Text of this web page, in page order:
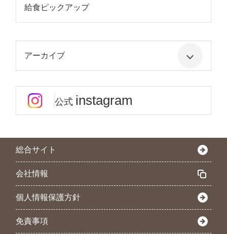
給食ピックアップ
アーカイブ
公式 instagram
総合サイト
会社情報
個人情報保護方針
免責事項